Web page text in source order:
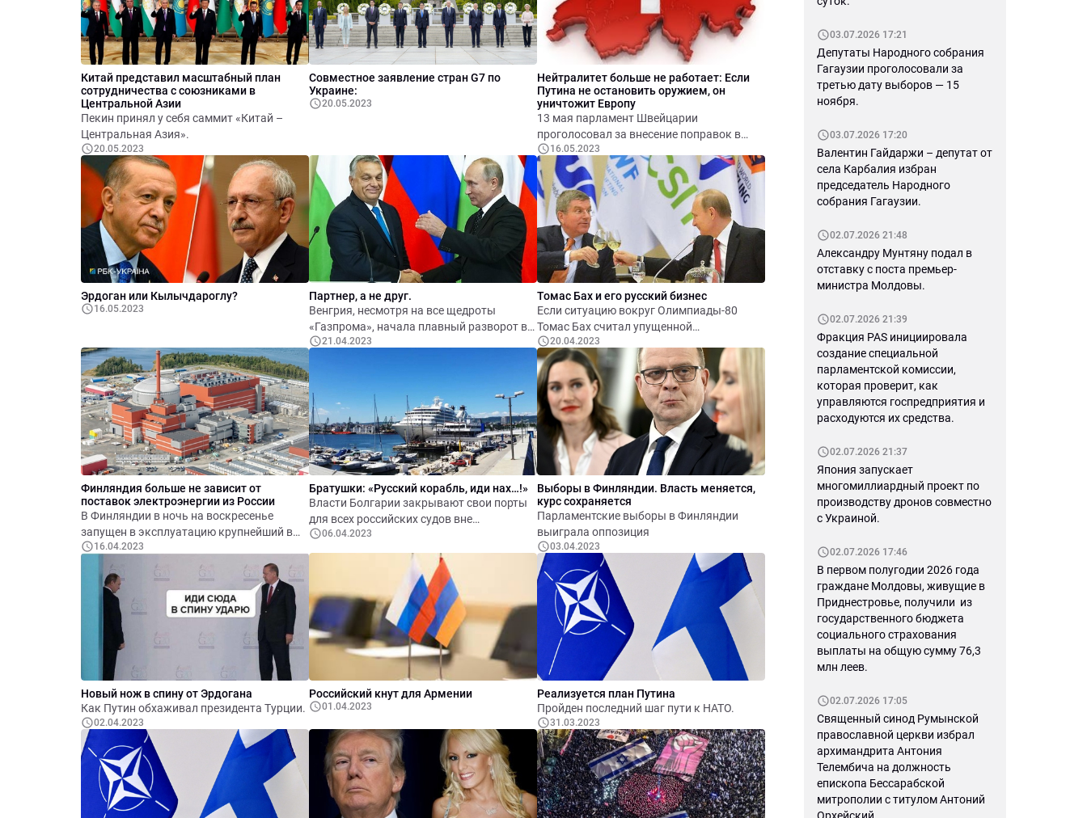
Китай представил масштабный план
сотрудничества с союзниками в
Центральной Азии
Пекин принял у себя саммит «Китай –
Центральная Азия».
20.05.2023
Совместное заявление стран G7 по
Украине:
20.05.2023
Нейтралитет больше не работает: Если
Путина не остановить оружием, он
уничтожит Европу
13 мая парламент Швейцарии
проголосовал за внесение поправок в
закон о военной технике. Это должно
навсегда снять запрет на поставки в
Украину качественного швейцарского
оружия. В тот же день Германия объявила
о самом крупном пакете военной помощи,
который Берлин предоставит Украине за
весь период войны, — он составит 2,7
млрд евро.
16.05.2023
Эрдоган или Кылычдароглу?
16.05.2023
Партнер, а не друг.
Венгрия, несмотря на все щедроты
«Газпрома», начала плавный разворот в
сторону недружественных для России
21.04.2023
Томас Бах и его русский бизнес
Если ситуацию вокруг Олимпиады-80
Томас Бах считал упущенной
возможностью, то Олимпиаду-2024 он
решил использовать на полную катушку.
Поддерживает контакты с
представителями российского спорта и
бизнеса, зарабатывает в Weinig Group,
которая продолжает свою деятельность в
России. Он является лучшей
иллюстрацией фразы «деньги не пахнут».
20.04.2023
Финляндия больше не зависит от
поставок электроэнергии из России
В Финляндии в ночь на воскресенье
запущен в эксплуатацию крупнейший в
Европе ядерный реактор. Он стал третьим
энергоблоком атомной электростанции
на острове Олкилуото.
16.04.2023
Братушки: «Русский корабль, иди нах…!»
Власти Болгарии закрывают свои порты
для всех российских судов вне
зависимости от флага, под которым они
ходят, сообщает PortSEurope.
06.04.2023
Выборы в Финляндии. Власть меняется,
курс сохраняется
Парламентские выборы в Финляндии
выиграла оппозиция
03.04.2023
Новый нож в спину от Эрдогана
Как Путин обхаживал президента Турции.
02.04.2023
Российский кнут для Армении
01.04.2023
Реализуется план Путина
Пройден последний шаг пути к НАТО.
31.03.2023
03.07.2026 17:21
Депутаты Народного собрания
Гагаузии проголосовали за
третью дату выборов — 15
ноября.
03.07.2026 17:20
Валентин Гайдаржи – депутат от
села Карбалия избран
председатель Народного
собрания Гагаузии.
02.07.2026 21:48
Александру Мунтяну подал в
отставку с поста премьер-
министра Молдовы.
02.07.2026 21:39
Фракция PAS инициировала
создание специальной
парламентской комиссии,
которая проверит, как
управляются госпредприятия и
расходуются их средства.
02.07.2026 21:37
Япония запускает
многомиллиардный проект по
производству дронов совместно
с Украиной.
02.07.2026 17:46
В первом полугодии 2026 года
граждане Молдовы, живущие в
Приднестровье, получили из
государственного бюджета
социального страхования
выплаты на общую сумму 76,3
млн леев.
02.07.2026 17:05
Священный синод Румынской
православной церкви избрал
архимандрита Антония
Телембича на должность
епископа Бессарабской
митрополии с титулом Антоний